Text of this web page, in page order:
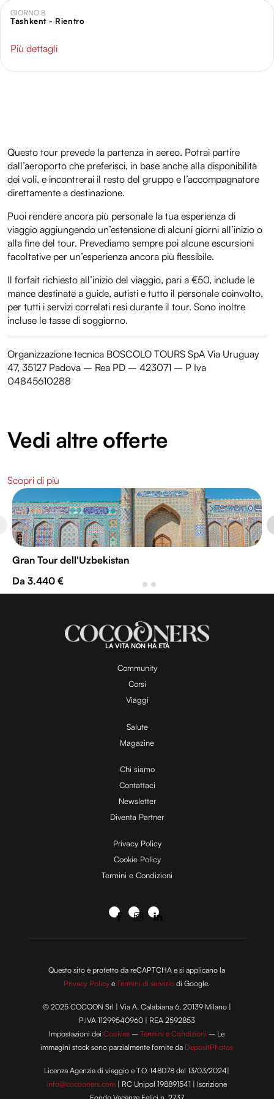
GIORNO 8
Tashkent - Rientro
Più dettagli
Questo tour prevede la partenza in aereo. Potrai partire
dall’aeroporto che preferisci, in base anche alla disponibilità
dei voli, e incontrerai il resto del gruppo e l’accompagnatore
direttamente a destinazione.
Puoi rendere ancora più personale la tua esperienza di
viaggio aggiungendo un’estensione di alcuni giorni all’inizio o
alla fine del tour. Prevediamo sempre poi alcune escursioni
facoltative per un’esperienza ancora più flessibile.
Il forfait richiesto all’inizio del viaggio, pari a €50, include le
mance destinate a guide, autisti e tutto il personale coinvolto,
per tutti i servizi correlati resi durante il tour. Sono inoltre
incluse le tasse di soggiorno.
Organizzazione tecnica BOSCOLO TOURS SpA Via Uruguay
47, 35127 Padova – Rea PD – 423071 – P Iva
04845610288
Vedi altre offerte
Scopri di più
Gran Tour dell'Uzbekistan
Da 3.440 €
LA VITA NON HA ETÀ
Community
Corsi
Viaggi
Salute
Magazine
Chi siamo
Contattaci
Newsletter
Diventa Partner
Privacy Policy
Cookie Policy
Termini e Condizioni
Questo sito è protetto da reCAPTCHA e si applicano la
Privacy Policy eTermini di servizio di Google.
© 2025 COCOON Srl | Via A. Calabiana 6, 20139 Milano |
P.IVA 11299540960 | REA 2592853
Impostazioni deiCookies –Termini e Condizioni – Le
immagini stock sono parzialmente fornite da DepositPhotos
Licenza Agenzia di viaggio e T.O. 148078 del 13/03/2024|
info@cocooners.com | RC Unipol 198891541 | Iscrizione